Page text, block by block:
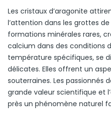
Les cristaux d’aragonite
l’attention dans les grottes de
formations minérales rares,
calcium dans des conditions
température spécifiques, se
délicates. Elles offrent un
souterraines. Les passionnés
grande valeur scientifique et
près un phénomène naturel